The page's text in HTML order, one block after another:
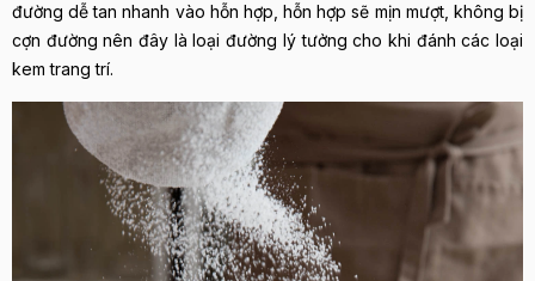
đường dễ tan nhanh vào hỗn hợp, hỗn hợp sẽ mịn mượt, không bị
cợn đường nên đây là loại đường lý tưởng cho khi đánh các loại
kem trang trí.